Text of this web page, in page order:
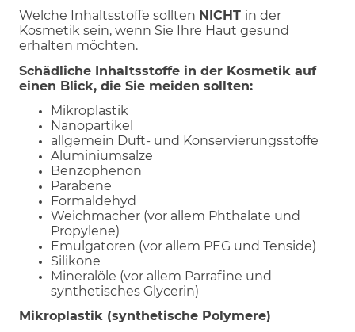
Welche Inhaltsstoffe sollten NICHT in der
Kosmetik sein, wenn Sie Ihre Haut gesund
erhalten möchten.
Schädliche Inhaltsstoffe in der Kosmetik auf
einen Blick, die Sie meiden sollten:
Mikroplastik
Nanopartikel
allgemein Duft- und Konservierungsstoffe
Aluminiumsalze
Benzophenon
Parabene
Formaldehyd
Weichmacher (vor allem Phthalate und
Propylene)
Emulgatoren (vor allem PEG und Tenside)
Silikone
Mineralöle (vor allem Parrafine und
synthetisches Glycerin)
Mikroplastik (synthetische Polymere)